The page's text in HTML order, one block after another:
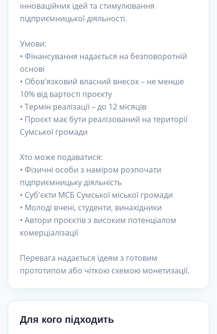
інноваційних ідей та стимулювання
підприємницької діяльності.
Умови:
• Фінансування надається на безповоротній
основі
• Обов'язковий власний внесок – не менше
10% від вартості проєкту
• Термін реалізації – до 12 місяців
• Проєкт має бути реалізований на території
Сумської громади
Хто може подаватися:
• Фізичні особи з наміром розпочати
підприємницьку діяльність
• Суб'єкти МСБ Сумської міської громади
• Молоді вчені, студенти, винахідники
• Автори проєктів з високим потенціалом
комерціалізації
Перевага надається ідеям з готовим
прототипом або чіткою схемою монетизації.
Для кого підходить